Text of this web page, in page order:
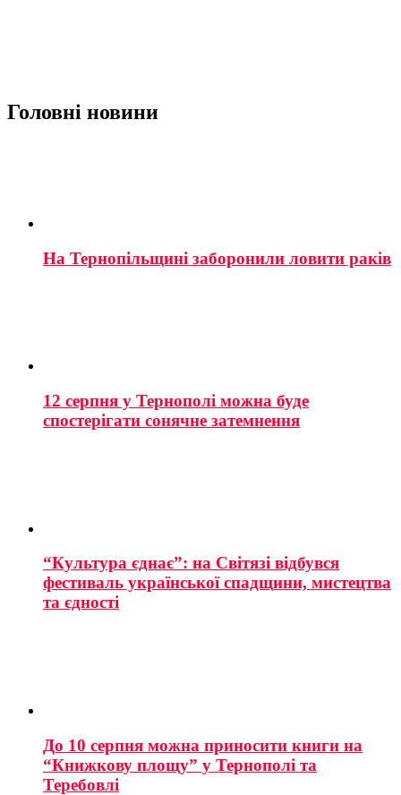
Головні новини
На Тернопільщині заборонили ловити раків
12 серпня у Тернополі можна буде
спостерігати сонячне затемнення
“Культура єднає”: на Світязі відбувся
фестиваль української спадщини, мистецтва
та єдності
До 10 серпня можна приносити книги на
“Книжкову площу” у Тернополі та
Теребовлі